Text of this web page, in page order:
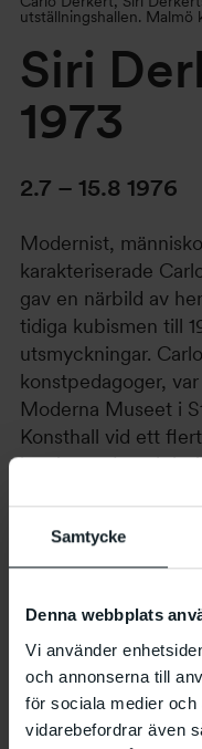
Samtycke
Denna webbplats
Vi använder
och annonserna till
för sociala medier
vidarebefordrar även
utställningshallen. Malmö
Siri
1973
2.7 – 15.8 1976
Modernist,
karakteriserade
gav en närbild av
tidiga kubismen till
utsmyckningar.
konstpedagoger,
Moderna Museet i
Konsthall vid ett
inspirerande och